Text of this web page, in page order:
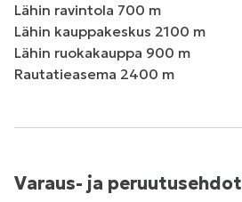
Lähin ravintola 700 m
Lähin kauppakeskus 2100 m
Lähin ruokakauppa 900 m
Rautatieasema 2400 m
Varaus- ja peruutusehdot